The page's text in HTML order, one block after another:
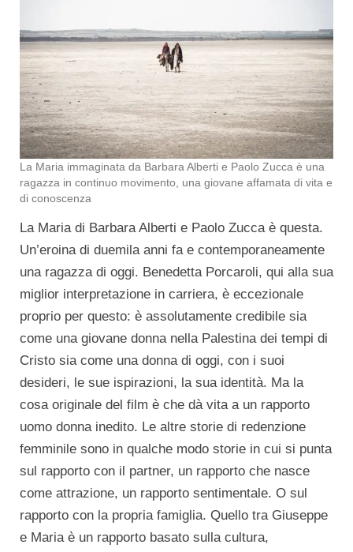
La Maria immaginata da Barbara Alberti e Paolo Zucca è una
ragazza in continuo movimento, una giovane affamata di vita e
di conoscenza
La Maria di Barbara Alberti e Paolo Zucca è questa.
Un’eroina di duemila anni fa e contemporaneamente
una ragazza di oggi. Benedetta Porcaroli, qui alla sua
miglior interpretazione in carriera, è eccezionale
proprio per questo: è assolutamente credibile sia
come una giovane donna nella Palestina dei tempi di
Cristo sia come una donna di oggi, con i suoi
desideri, le sue ispirazioni, la sua identità. Ma la
cosa originale del film è che dà vita a un rapporto
uomo donna inedito. Le altre storie di redenzione
femminile sono in qualche modo storie in cui si punta
sul rapporto con il partner, un rapporto che nasce
come attrazione, un rapporto sentimentale. O sul
rapporto con la propria famiglia. Quello tra Giuseppe
e Maria è un rapporto basato sulla cultura,